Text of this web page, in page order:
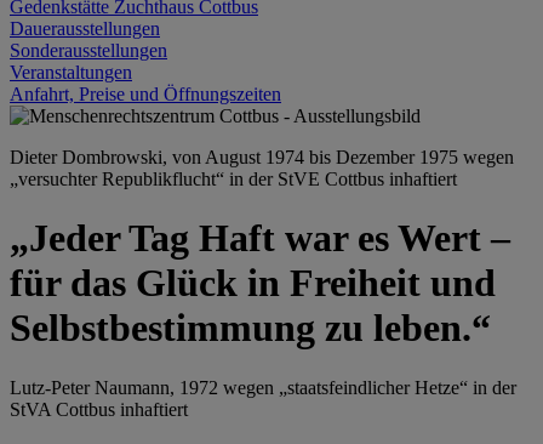
Gedenkstätte Zuchthaus Cottbus
Dauerausstellungen
Sonderausstellungen
Veranstaltungen
Anfahrt, Preise und Öffnungszeiten
Dieter Dombrowski, von August 1974 bis Dezember 1975 wegen
„versuchter Republikflucht“ in der StVE Cottbus inhaftiert
„Jeder Tag Haft war es Wert –
für das Glück in Freiheit und
Selbstbestimmung zu leben.“
Lutz-Peter Naumann, 1972 wegen „staatsfeindlicher Hetze“ in der
StVA Cottbus inhaftiert